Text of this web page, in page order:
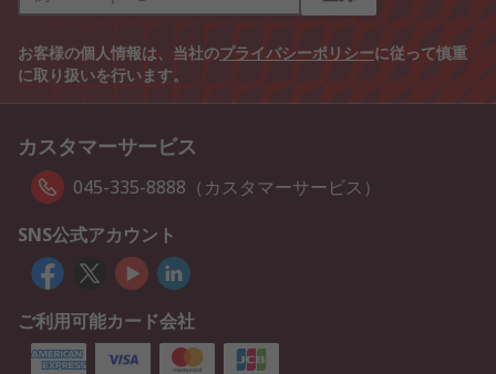
お客様の個人情報は、当社のプライバシーポリシーに従って慎重
に取り扱いを行います。
カスタマーサービス
045-335-8888（カスタマーサービス）
SNS公式アカウント
ご利用可能カード会社